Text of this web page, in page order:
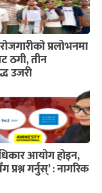
प्रलोभनमा
ठगी, तीन
उजुरी
आयोग होइन,
गर्नुस्’ : नागरिक